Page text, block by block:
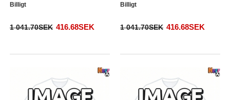
Billigt
1 041.70SEK 416.68SEK
Billigt
1 041.70SEK 416.68SEK